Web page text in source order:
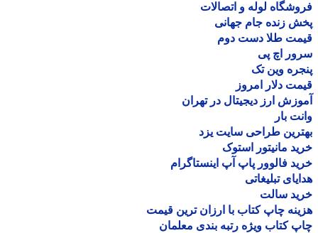
لوله و اتصالات
زنده جام جهانی
طلا دست دوم
اچ پی
وین تک
دلار امروز
ارز دیجیتال در تهران
بار
طراحی سایت یزد
مانیتور استوک
فالوور پاپ آپ اینستاگرام
تبلیغاتی
سالت
چاپ کتاب با ارزان ترین قیمت
کتاب ویژه رتبه بندی معلمان